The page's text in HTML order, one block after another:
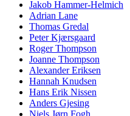
Jakob Hammer-Helmich
Adrian Lane
Thomas Gredal
Peter Kjærsgaard
Roger Thompson
Joanne Thompson
Alexander Eriksen
Hannah Knudsen
Hans Erik Nissen
Anders Gjesing
Niels Jørn Fogh